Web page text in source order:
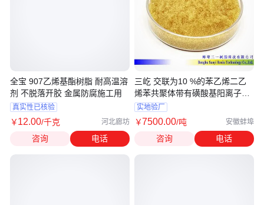
全宝 907乙烯基酯树脂 耐高温溶
剂 不脱落开胶 金属防腐施工用
真实性已核验
￥12.00/千克 河北廊坊
咨询 电话
三屹 交联为10 %的苯乙烯二乙
烯苯共聚体带有磺酸基阳离子交
换树脂
实地验厂
￥7500.00/吨 安徽蚌埠
咨询 电话